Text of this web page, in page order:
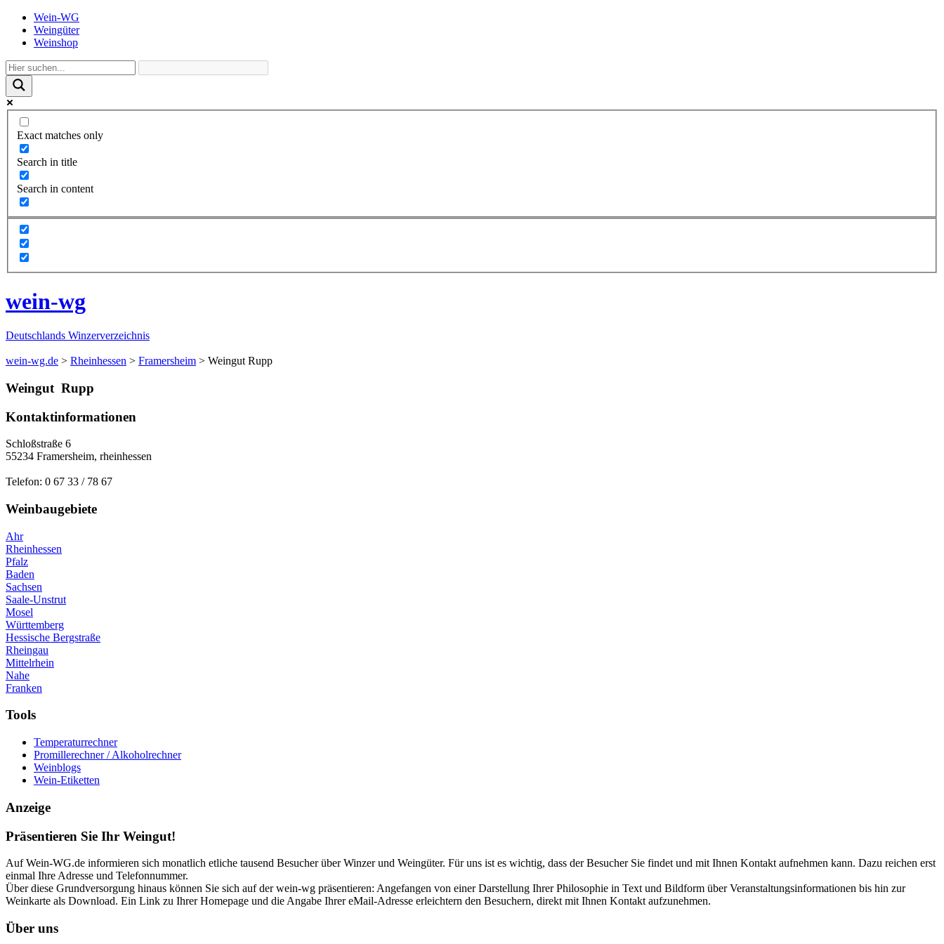
Wein-WG
Weingüter
Weinshop
Exact matches only
Search in title
Search in content
wein-wg
Deutschlands Winzerverzeichnis
wein-wg.de > Rheinhessen > Framersheim > Weingut Rupp
Weingut Rupp
Kontaktinformationen
Schloßstraße 6
55234 Framersheim, rheinhessen
Telefon: 0 67 33 / 78 67
Weinbaugebiete
Ahr
Rheinhessen
Pfalz
Baden
Sachsen
Saale-Unstrut
Mosel
Württemberg
Hessische Bergstraße
Rheingau
Mittelrhein
Nahe
Franken
Tools
Temperaturrechner
Promillerechner / Alkoholrechner
Weinblogs
Wein-Etiketten
Anzeige
Präsentieren Sie Ihr Weingut!
Auf Wein-WG.de informieren sich monatlich etliche tausend Besucher über Winzer und Weingüter. Für uns ist es wichtig, dass der Besucher Sie findet und mit Ihnen Kontakt aufnehmen kann. Dazu reichen erst
einmal Ihre Adresse und Telefonnummer.
Über diese Grundversorgung hinaus können Sie sich auf der wein-wg präsentieren: Angefangen von einer Darstellung Ihrer Philosophie in Text und Bildform über Veranstaltungsinformationen bis hin zur
Weinkarte als Download. Ein Link zu Ihrer Homepage und die Angabe Ihrer eMail-Adresse erleichtern den Besuchern, direkt mit Ihnen Kontakt aufzunehmen.
Über uns